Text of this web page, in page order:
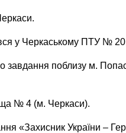
у Черкаському ПТУ №
завдання поблизу м.
№ 4 (м. Черкаси).
«Захисник України –